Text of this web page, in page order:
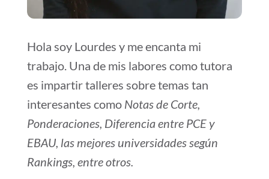
Hola soy Lourdes y me encanta mi
trabajo. Una de mis labores como tutora
es impartir talleres sobre temas tan
interesantes como Notas de Corte,
Ponderaciones, Diferencia entre PCE y
EBAU, las mejores universidades según
Rankings, entre otros.